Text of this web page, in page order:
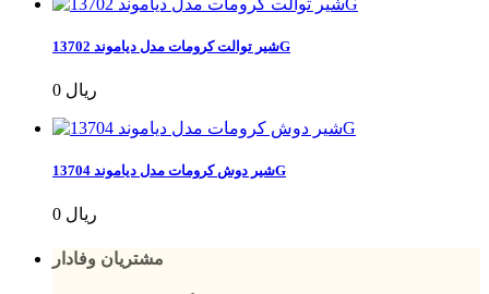
شیر توالت کرومات مدل دیاموند 13702G
0 ریال
شیر دوش کرومات مدل دیاموند 13704G
0 ریال
مشتریان وفادار